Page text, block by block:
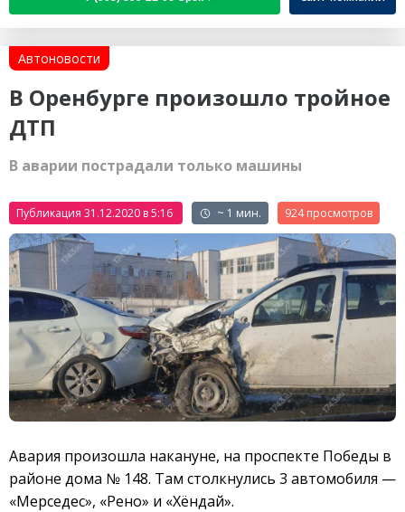
Автоновости
В Оренбурге произошло тройное
ДТП
В аварии пострадали только машины
Публикация 31.12.2020 в 5:16 ~ 1 мин. 924
Авария произошла накануне, на проспекте Победы в
районе дома № 148. Там столкнулись 3 автомобиля —
«Мерседес», «Рено» и «Хёндай».